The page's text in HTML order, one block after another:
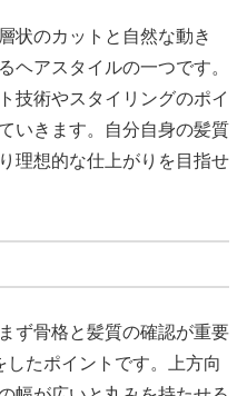
状のカットと自然な動き
ヘアスタイルの一つです。
技術やスタイリングのポイ
いきます。自分自身の髪質
理想的な仕上がりを目指せ
ず骨格と髪質の確認が重要
たポイントです。上方向